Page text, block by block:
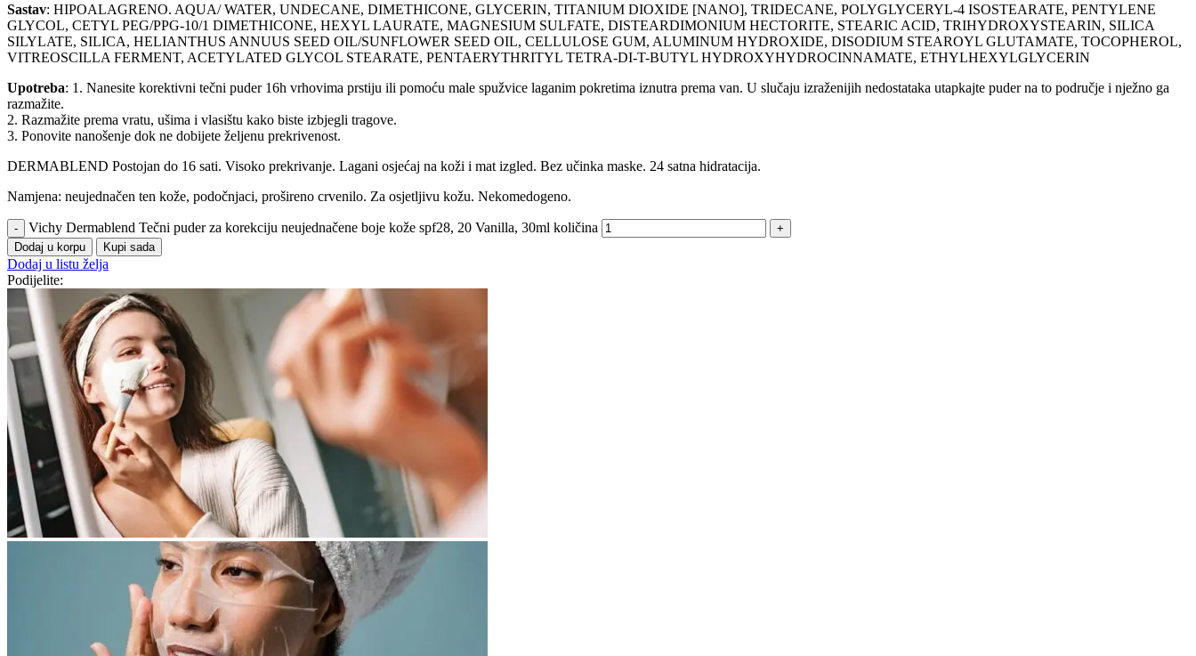
Sastav: HIPOALAGRENO. AQUA/ WATER, UNDECANE, DIMETHICONE, GLYCERIN, TITANIUM DIOXIDE [NANO], TRIDECANE, POLYGLYCERYL-4 ISOSTEARATE, PENTYLENE
GLYCOL, CETYL PEG/PPG-10/1 DIMETHICONE, HEXYL LAURATE, MAGNESIUM SULFATE, DISTEARDIMONIUM HECTORITE, STEARIC ACID, TRIHYDROXYSTEARIN, SILICA
SILYLATE, SILICA, HELIANTHUS ANNUUS SEED OIL/SUNFLOWER SEED OIL, CELLULOSE GUM, ALUMINUM HYDROXIDE, DISODIUM STEAROYL GLUTAMATE, TOCOPHEROL,
VITREOSCILLA FERMENT, ACETYLATED GLYCOL STEARATE, PENTAERYTHRITYL TETRA-DI-T-BUTYL HYDROXYHYDROCINNAMATE, ETHYLHEXYLGLYCERIN
Upotreba: 1. Nanesite korektivni tečni puder 16h vrhovima prstiju ili pomoću male spužvice laganim pokretima iznutra prema van. U slučaju izraženijih nedostataka utapkajte puder na to područje i nježno ga
razmažite.
2. Razmažite prema vratu, ušima i vlasištu kako biste izbjegli tragove.
3. Ponovite nanošenje dok ne dobijete željenu prekrivenost.
DERMABLEND Postojan do 16 sati. Visoko prekrivanje. Lagani osjećaj na koži i mat izgled. Bez učinka maske. 24 satna hidratacija.
Namjena: neujednačen ten kože, podočnjaci, prošireno crvenilo. Za osjetljivu kožu. Nekomedogeno.
Vichy Dermablend Tečni puder za korekciju neujednačene boje kože spf28, 20 Vanilla, 30ml količina
Dodaj u korpu Kupi sada
Dodaj u listu želja
Podijelite: